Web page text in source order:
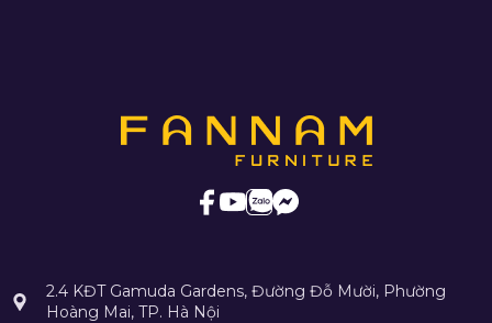
2.4 KĐT Gamuda Gardens, Đường Đỗ Mười, Phường
Hoàng Mai, TP. Hà Nội